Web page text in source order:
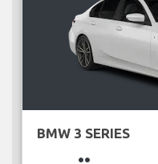
BMW 3 SERIES